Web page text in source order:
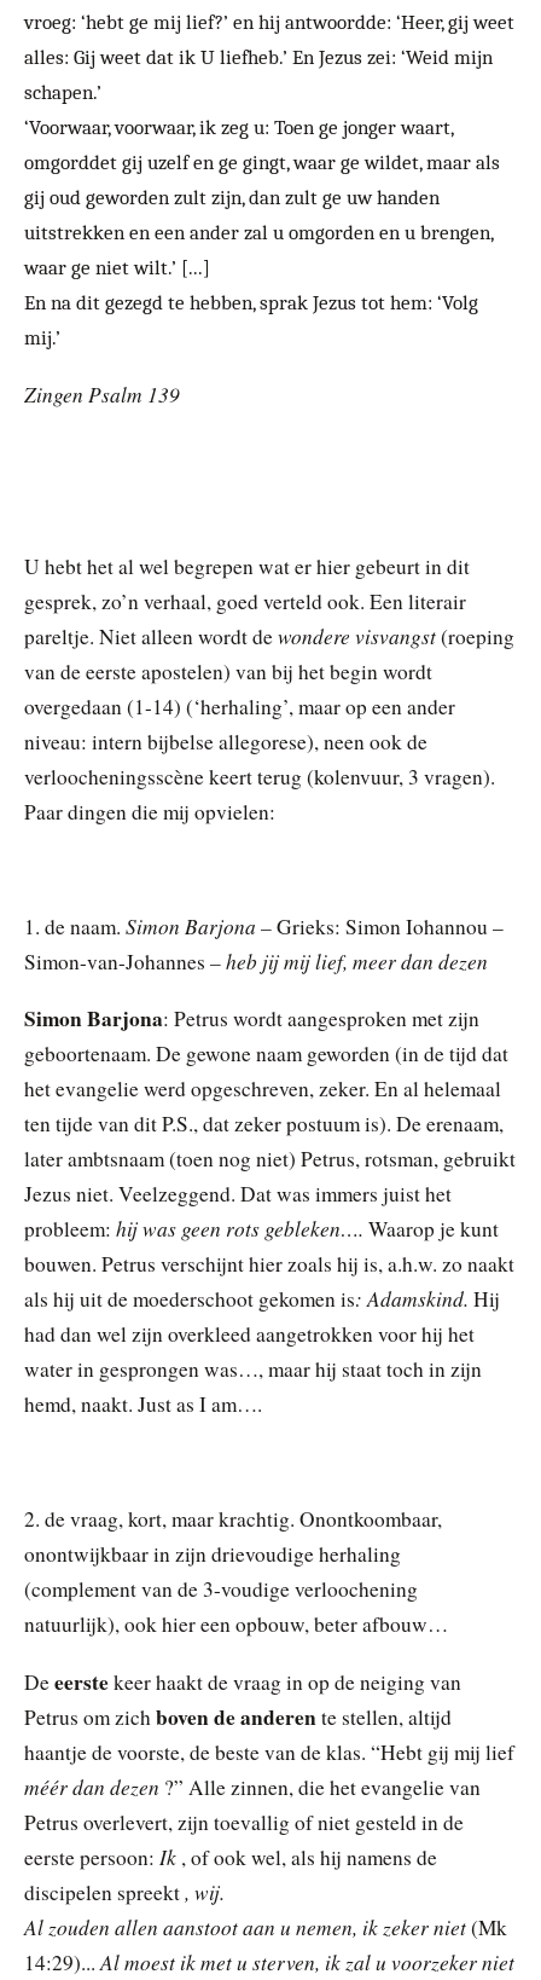
vroeg: ‘hebt ge mij lief?’ en hij antwoordde: ‘Heer, gij weet
alles: Gij weet dat ik U liefheb.’ En Jezus zei: ‘Weid mijn
schapen.’
‘Voorwaar, voorwaar, ik zeg u: Toen ge jonger waart,
omgorddet gij uzelf en ge gingt, waar ge wildet, maar als
gij oud geworden zult zijn, dan zult ge uw handen
uitstrekken en een ander zal u omgorden en u brengen,
waar ge niet wilt.’ [...]
En na dit gezegd te hebben, sprak Jezus tot hem: ‘Volg
mij.’
Zingen Psalm 139
U hebt het al wel begrepen wat er hier gebeurt in dit
gesprek, zo’n verhaal, goed verteld ook. Een literair
pareltje. Niet alleen wordt dewondere visvangst(roeping
van de eerste apostelen) van bij het begin wordt
overgedaan (1-14) (‘herhaling’, maar op een ander
niveau: intern bijbelse allegorese), neen ook de
verloocheningsscène keert terug (kolenvuur, 3 vragen).
Paar dingen die mij opvielen:
1. de naam. Simon Barjona –Grieks: Simon Iohannou –
Simon-van-Johannes – heb jij mij lief, meer dan dezen
Simon Barjona: Petrus wordt aangesproken met zijn
geboortenaam. De gewone naam geworden (in de tijd dat
het evangelie werd opgeschreven, zeker. En al helemaal
ten tijde van dit P.S., dat zeker postuum is). De erenaam,
later ambtsnaam (toen nog niet) Petrus, rotsman, gebruikt
Jezus niet. Veelzeggend. Dat was immers juist het
probleem: hij was geen rots gebleken…. Waarop je kunt
bouwen. Petrus verschijnt hier zoals hij is, a.h.w. zo naakt
als hij uit de moederschoot gekomen is: Adamskind. Hij
had dan wel zijn overkleed aangetrokken voor hij het
water in gesprongen was…, maar hij staat toch in zijn
hemd, naakt. Just as I am….
2. de vraag, kort, maar krachtig. Onontkoombaar,
onontwijkbaar in zijn drievoudige herhaling
(complement van de 3-voudige verloochening
natuurlijk), ook hier een opbouw, beter afbouw…
Deeerstekeer haakt de vraag in op de neiging van
Petrus om zich boven de anderente stellen, altijd
haantje de voorste, de beste van de klas. “Hebt gij mij lief
méér dan dezen ?” Alle zinnen, die het evangelie van
Petrus overlevert, zijn toevallig of niet gesteld in de
eerste persoon: Ik , of ook wel, als hij namens de
discipelen spreekt, wij.
Al zouden allen aanstoot aan u nemen, ik zeker niet(Mk
14:29)... Al moest ik met u sterven, ik zal u voorzeker niet